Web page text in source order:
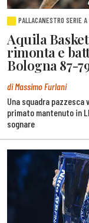
PALLACANESTRO SERIE A
Aquila
rimonta e
Bologna 87-
di Massimo Furlani
Una squadra pazzesca
primato mantenuto in
sognare